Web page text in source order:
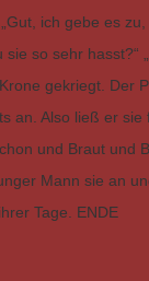
ich gebe es
so sehr
gekriegt. Der
an. Also ließ er
und Braut und
Mann sie an
Tage. ENDE